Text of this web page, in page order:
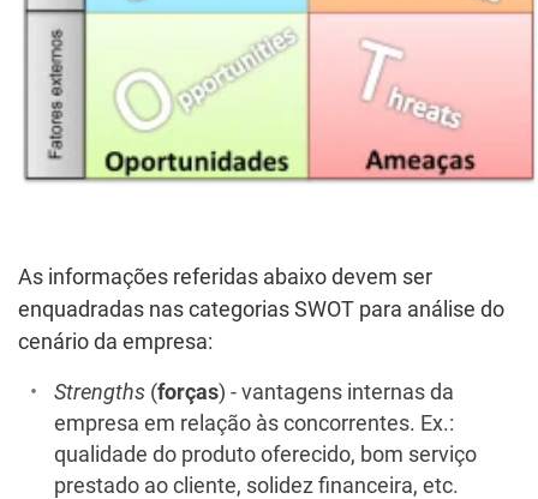
As informações referidas abaixo devem ser
enquadradas nas categorias SWOT para análise do
cenário da empresa:
Strengths (forças) - vantagens internas da
empresa em relação às concorrentes. Ex.:
qualidade do produto oferecido, bom serviço
prestado ao cliente, solidez financeira, etc.